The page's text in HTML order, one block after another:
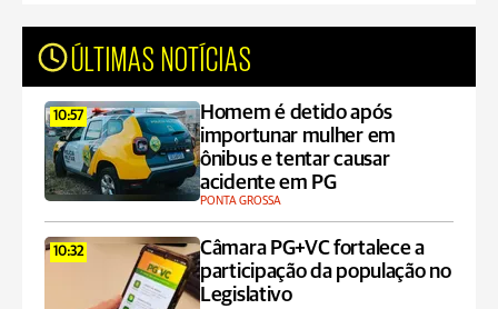
ÚLTIMAS NOTÍCIAS
10:57
Homem é detido após
importunar mulher em
ônibus e tentar causar
acidente em PG
PONTA GROSSA
10:32
Câmara PG+VC fortalece a
participação da população no
Legislativo